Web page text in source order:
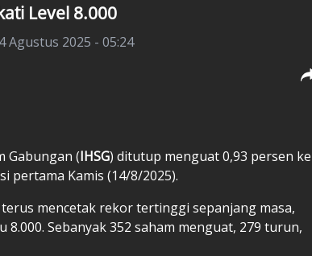
Level 8.000
Agustus 2025 - 05:24
Gabungan (IHSG) ditutup menguat 0,93 persen ke
pertama Kamis (14/8/2025).
mencetak rekor tertinggi sepanjang masa,
Sebanyak 352 saham menguat, 279 turun,